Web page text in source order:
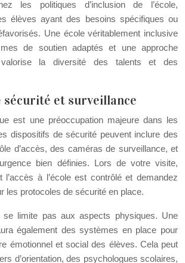
les politiques d’inclusion de l’école,
élèves ayant des besoins spécifiques ou
Une école véritablement inclusive
de soutien adaptés et une approche
valorise la diversité des talents et des
sécurité et surveillance
est une préoccupation majeure dans les
dispositifs de sécurité peuvent inclure des
d’accès, des caméras de surveillance, et
bien définies. Lors de votre visite,
l’accès à l’école est contrôlé et demandez
les protocoles de sécurité en place.
se limite pas aux aspects physiques. Une
également des systèmes en place pour
émotionnel et social des élèves. Cela peut
d’orientation, des psychologues scolaires,